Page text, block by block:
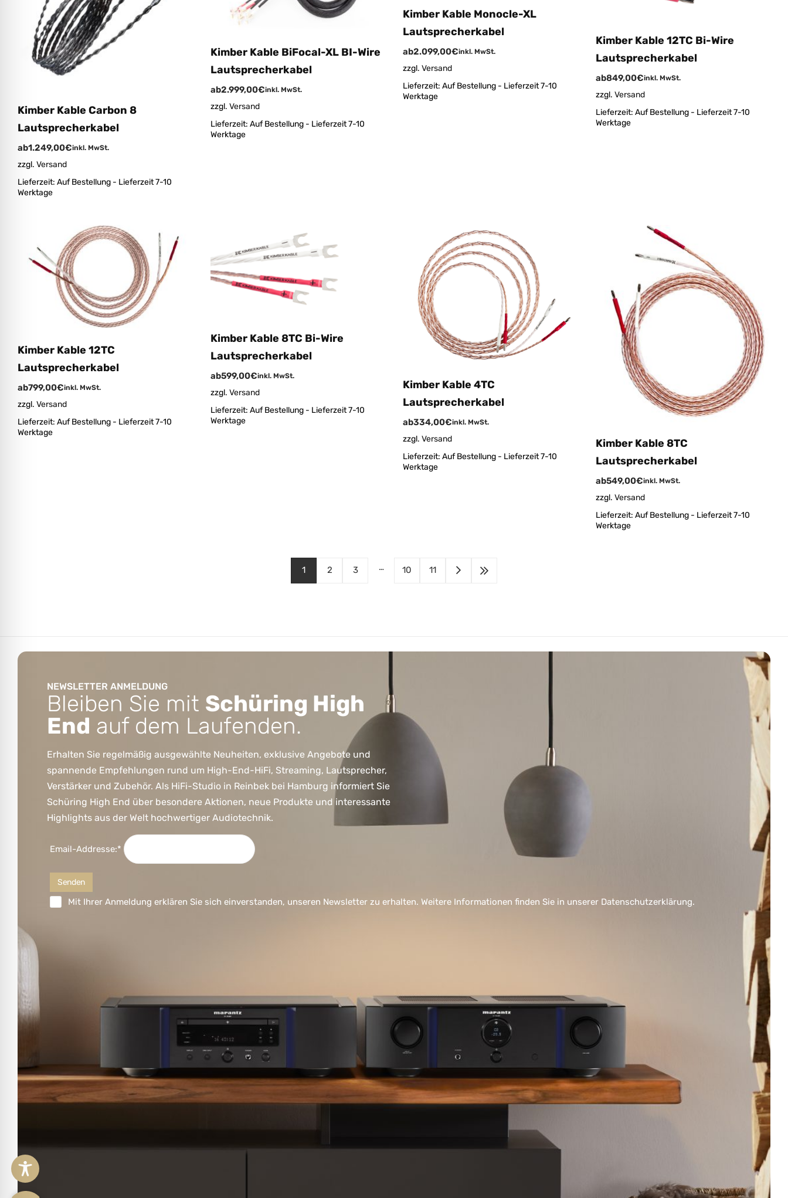
Kimber Kable Carbon 8
Lautsprecherkabel
ab1.249,00€inkl. MwSt.
zzgl. Versand
Lieferzeit: Auf Bestellung - Lieferzeit 7-10
Werktage
Kimber Kable BiFocal-XL BI-Wire
Lautsprecherkabel
ab2.999,00€inkl. MwSt.
zzgl. Versand
Lieferzeit: Auf Bestellung - Lieferzeit 7-10
Werktage
Kimber Kable Monocle-XL
Lautsprecherkabel
ab2.099,00€inkl. MwSt.
zzgl. Versand
Lieferzeit: Auf Bestellung - Lieferzeit 7-10
Werktage
Kimber Kable 12TC Bi-Wire
Lautsprecherkabel
ab849,00€inkl. MwSt.
zzgl. Versand
Lieferzeit: Auf Bestellung - Lieferzeit 7-10
Werktage
Kimber Kable 12TC
Lautsprecherkabel
ab799,00€inkl. MwSt.
zzgl. Versand
Lieferzeit: Auf Bestellung - Lieferzeit 7-10
Werktage
Kimber Kable 8TC Bi-Wire
Lautsprecherkabel
ab599,00€inkl. MwSt.
zzgl. Versand
Lieferzeit: Auf Bestellung - Lieferzeit 7-10
Werktage
Kimber Kable 4TC
Lautsprecherkabel
ab334,00€inkl. MwSt.
zzgl. Versand
Lieferzeit: Auf Bestellung - Lieferzeit 7-10
Werktage
Kimber Kable 8TC
Lautsprecherkabel
ab549,00€inkl. MwSt.
zzgl. Versand
Lieferzeit: Auf Bestellung - Lieferzeit 7-10
Werktage
1 2 3 … 10 11
NEWSLETTER ANMELDUNG
Bleiben Sie mit Schüring High
End auf dem Laufenden.
Erhalten Sie regelmäßig ausgewählte Neuheiten, exklusive Angebote und
spannende Empfehlungen rund um High-End-HiFi, Streaming, Lautsprecher,
Verstärker und Zubehör. Als HiFi-Studio in Reinbek bei Hamburg informiert Sie
Schüring High End über besondere Aktionen, neue Produkte und interessante
Highlights aus der Welt hochwertiger Audiotechnik.
Email-Addresse:*
Mit Ihrer Anmeldung erklären Sie sich einverstanden, unseren Newsletter zu erhalten. Weitere Informationen finden Sie in unserer Datenschutzerklärung.